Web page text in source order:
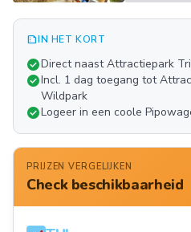
summarizeIN HET KORT
check_circleDirect naast Attractiepark
check_circleIncl. 1 dag toegang tot
Wildpark
check_circleLogeer in een coole
PRIJZEN VERGELIJKEN
Check beschikbaarheid